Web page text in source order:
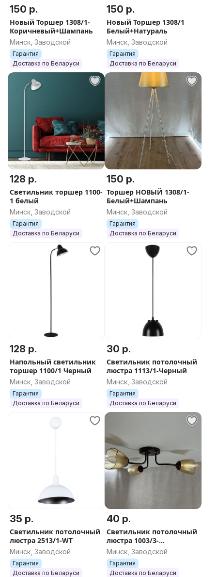
150 р.
Новый Торшер 1308/1-
Коричневый+Шампань
Минск, Заводской
Гарантия
Доставка по Беларуси
150 р.
Новый Торшер 1308/1
Белый+Натураль
Минск, Заводской
Гарантия
Доставка по Беларуси
128 р.
Светильник торшер 1100-
1 белый
Минск, Заводской
Гарантия
Доставка по Беларуси
150 р.
Торшер НОВЫЙ 1308/1-
Белый+Шампань
Минск, Заводской
Гарантия
Доставка по Беларуси
128 р.
Напольный светильник
торшер 1100/1 Черный
Минск, Заводской
Гарантия
Доставка по Беларуси
30 р.
Светильник потолочный
люстра 1113/1-Черный
Минск, Заводской
Гарантия
Доставка по Беларуси
35 р.
Светильник потолочный
люстра 2513/1-WT
Минск, Заводской
Гарантия
Доставка по Беларуси
40 р.
Светильник потолочный
люстра 1003/3-
Коричневый
Минск, Заводской
Гарантия
Доставка по Беларуси